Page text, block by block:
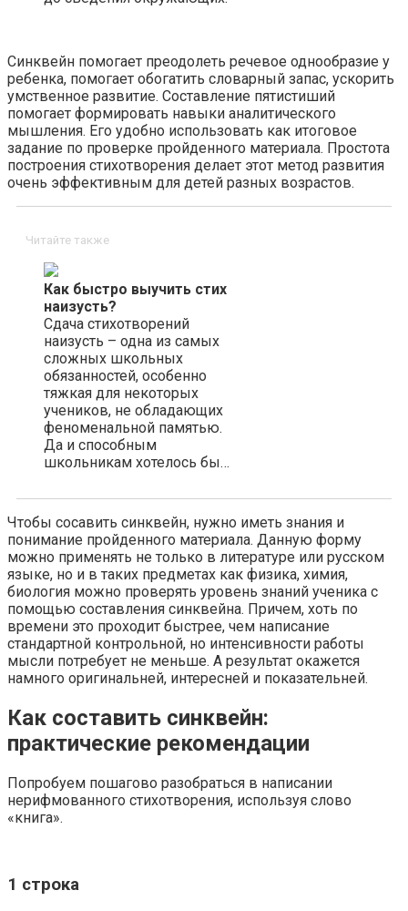
Синквейн помогает преодолеть речевое однообразие у
ребенка, помогает обогатить словарный запас, ускорить
умственное развитие. Составление пятистиший
помогает формировать навыки аналитического
мышления. Его удобно использовать как итоговое
задание по проверке пройденного материала. Простота
построения стихотворения делает этот метод развития
очень эффективным для детей разных возрастов.
Читайте также
Как быстро выучить стих
наизусть?
Сдача стихотворений
наизусть – одна из самых
сложных школьных
обязанностей, особенно
тяжкая для некоторых
учеников, не обладающих
феноменальной памятью.
Да и способным
школьникам хотелось бы…
Чтобы сосавить синквейн, нужно иметь знания и
понимание пройденного материала. Данную форму
можно применять не только в литературе или русском
языке, но и в таких предметах как физика, химия,
биология можно проверять уровень знаний ученика с
помощью составления синквейна. Причем, хоть по
времени это проходит быстрее, чем написание
стандартной контрольной, но интенсивности работы
мысли потребует не меньше. А результат окажется
намного оригинальней, интересней и показательней.
Как составить синквейн:
практические рекомендации
Попробуем пошагово разобраться в написании
нерифмованного стихотворения, используя слово
«книга».
1 строка